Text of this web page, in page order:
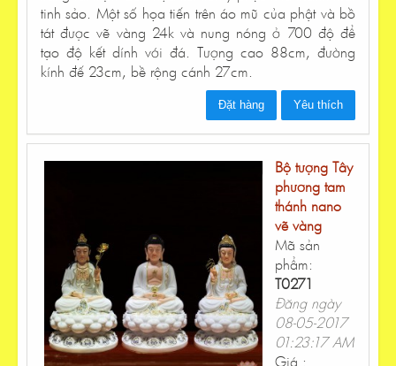
tinh sảo. Một số họa tiến trên áo mũ của phật và bồ
tát được vẽ vàng 24k và nung nóng ở 700 độ để
tạo độ kết dính với đá. Tượng cao 88cm, đường
kính đế 23cm, bề rộng cánh 27cm.
Đặt hàng Yêu thích
Bộ tượng Tây
phương tam
thánh nano
vẽ vàng
Mã sản
phẩm:
T0271
Đăng ngày
08-05-2017
01:23:17 AM
Giá :